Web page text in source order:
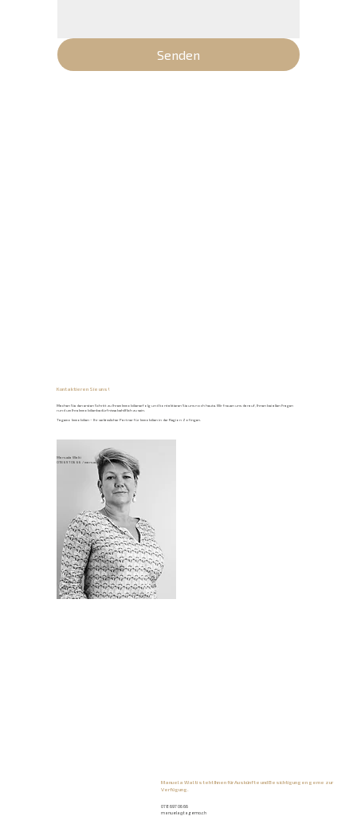
Kontaktieren Sie uns!
Machen Sie den ersten Schritt zu Ihrem Immobilienerfolg und kontaktieren Sie uns noch heute. Wir freuen uns darauf, Ihnen bei allen Fragen
rund um Ihre Immobilienbedürfnisse behilflich zu sein.
Tagemo Immobilien – Ihr verlässlicher Partner für Immobilien in der Region Zofingen.
Manuela Walti
078 697 06 66 /manuela@tagemo.ch
Senden
Manuela Walti steht Ihnen für Auskünfte und Besichtigungen gerne zur
Verfügung.
078 697 06 66
manuela@tagemo.ch